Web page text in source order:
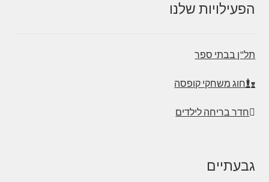
הפעילויות שלנו
תל"ן בבתי ספר
חוג משחקי קופסה
חדר בריחה לילדים
גבעתיים